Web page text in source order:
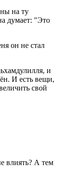
на ту
думает: "Это
он не стал
и
И есть вещи,
свой
влиять? А тем